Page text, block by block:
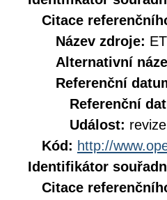
Citace
Název zdroje:
Alternativní
Referenční
Referenční
Událost: revize
Kód: http://
Identifikátor
Citace